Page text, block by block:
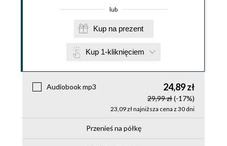
lub
Kup na prezent
Kup 1-kliknięciem
Audiobook mp3 24,89 zł
29,99 zł(-17%)
23,09 zł najniższa cena z 30 dni
Przenieś na półkę